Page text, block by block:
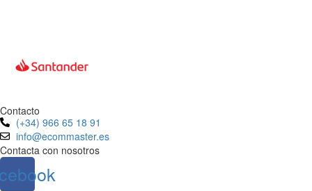
Contacto
(+34) 966 65 18 91
info@ecommaster.es
Contacta con nosotros